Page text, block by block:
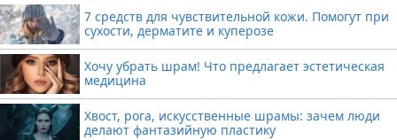
7 средств для чувствительной кожи. Помогут при
сухости, дерматите и куперозе
Хочу убрать шрам! Что предлагает эстетическая
медицина
Хвост, рога, искусственные шрамы: зачем люди
делают фантазийную пластику